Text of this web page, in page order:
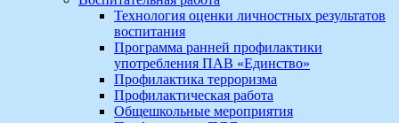
Технология оценки личностных результатов
воспитания
Программа ранней профилактики
употребления ПАВ «Единство»
Профилактика терроризма
Профилактическая работа
Общешкольные мероприятия